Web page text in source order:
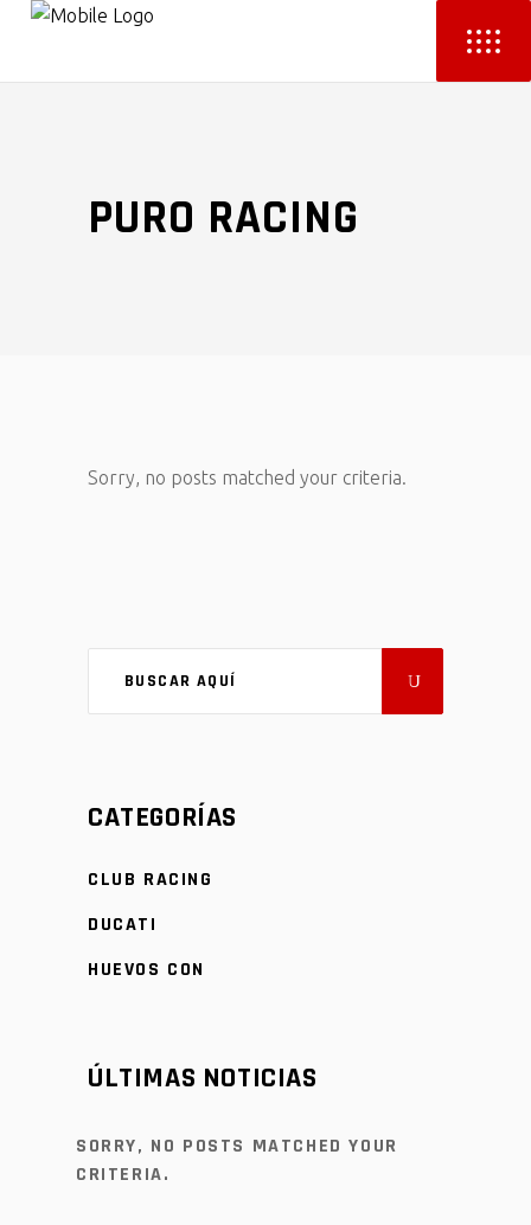
PURO RACING
Sorry, no posts matched your criteria.
CATEGORÍAS
CLUB RACING
DUCATI
HUEVOS CON
ÚLTIMAS NOTICIAS
SORRY, NO POSTS MATCHED YOUR
CRITERIA.